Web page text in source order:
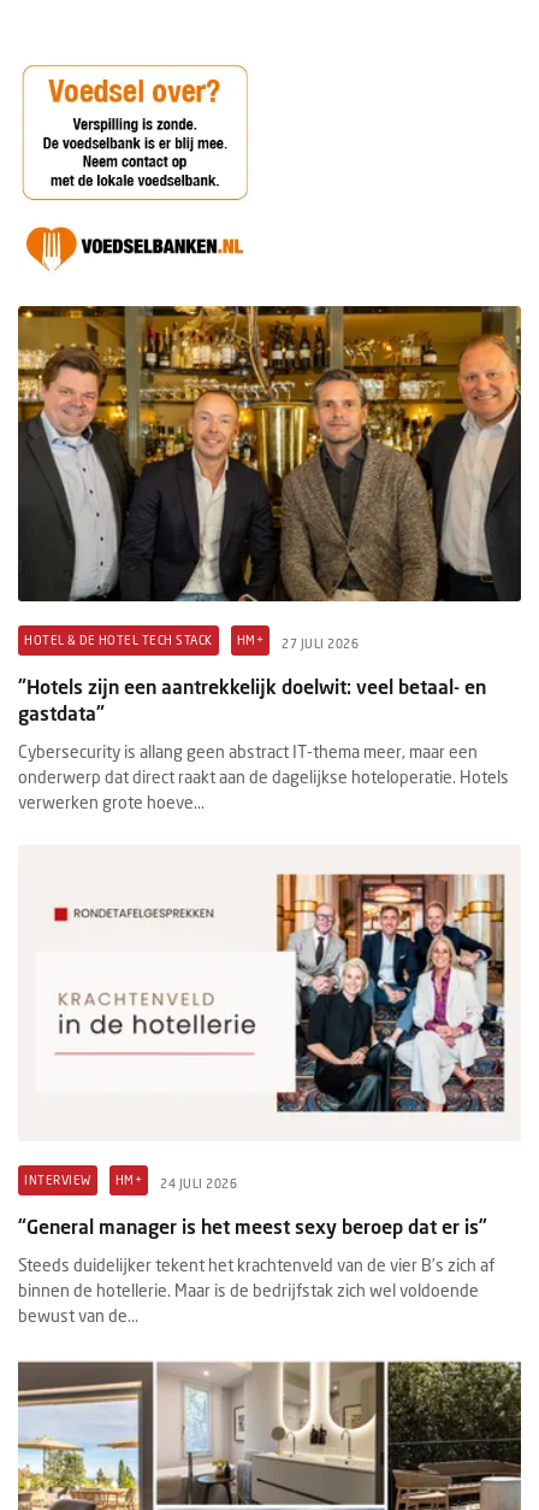
HOTEL & DE HOTEL TECH STACK HM+ 27 JULI 2026
"Hotels zijn een aantrekkelijk doelwit: veel betaal- en
gastdata"
Cybersecurity is allang geen abstract IT-thema meer, maar een
onderwerp dat direct raakt aan de dagelijkse hoteloperatie. Hotels
verwerken grote hoeve...
INTERVIEW HM+ 24 JULI 2026
“General manager is het meest sexy beroep dat er is”
Steeds duidelijker tekent het krachtenveld van de vier B’s zich af
binnen de hotellerie. Maar is de bedrijfstak zich wel voldoende
bewust van de...